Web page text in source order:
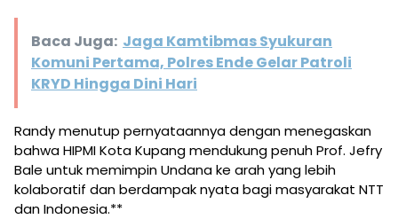
Baca Juga: Jaga Kamtibmas Syukuran
Komuni Pertama, Polres Ende Gelar Patroli
KRYD Hingga Dini Hari
Randy menutup pernyataannya dengan menegaskan
bahwa HIPMI Kota Kupang mendukung penuh Prof. Jefry
Bale untuk memimpin Undana ke arah yang lebih
kolaboratif dan berdampak nyata bagi masyarakat NTT
dan Indonesia.**